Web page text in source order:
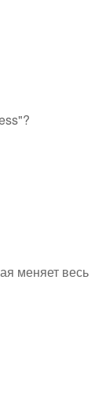
меняет весь